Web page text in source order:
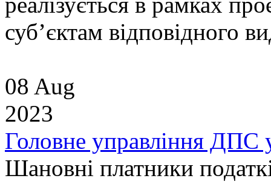
суб’єктам відповідного
08 Aug
2023
Головне управління ДПС
Шановні платники